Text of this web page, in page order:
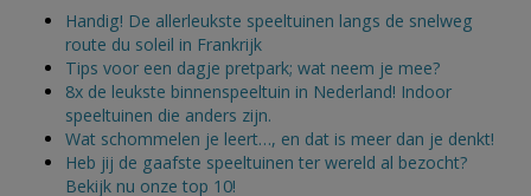
Handig! De allerleukste speeltuinen langs de snelweg
route du soleil in Frankrijk
Tips voor een dagje pretpark; wat neem je mee?
8x de leukste binnenspeeltuin in Nederland! Indoor
speeltuinen die anders zijn.
Wat schommelen je leert…, en dat is meer dan je denkt!
Heb jij de gaafste speeltuinen ter wereld al bezocht?
Bekijk nu onze top 10!